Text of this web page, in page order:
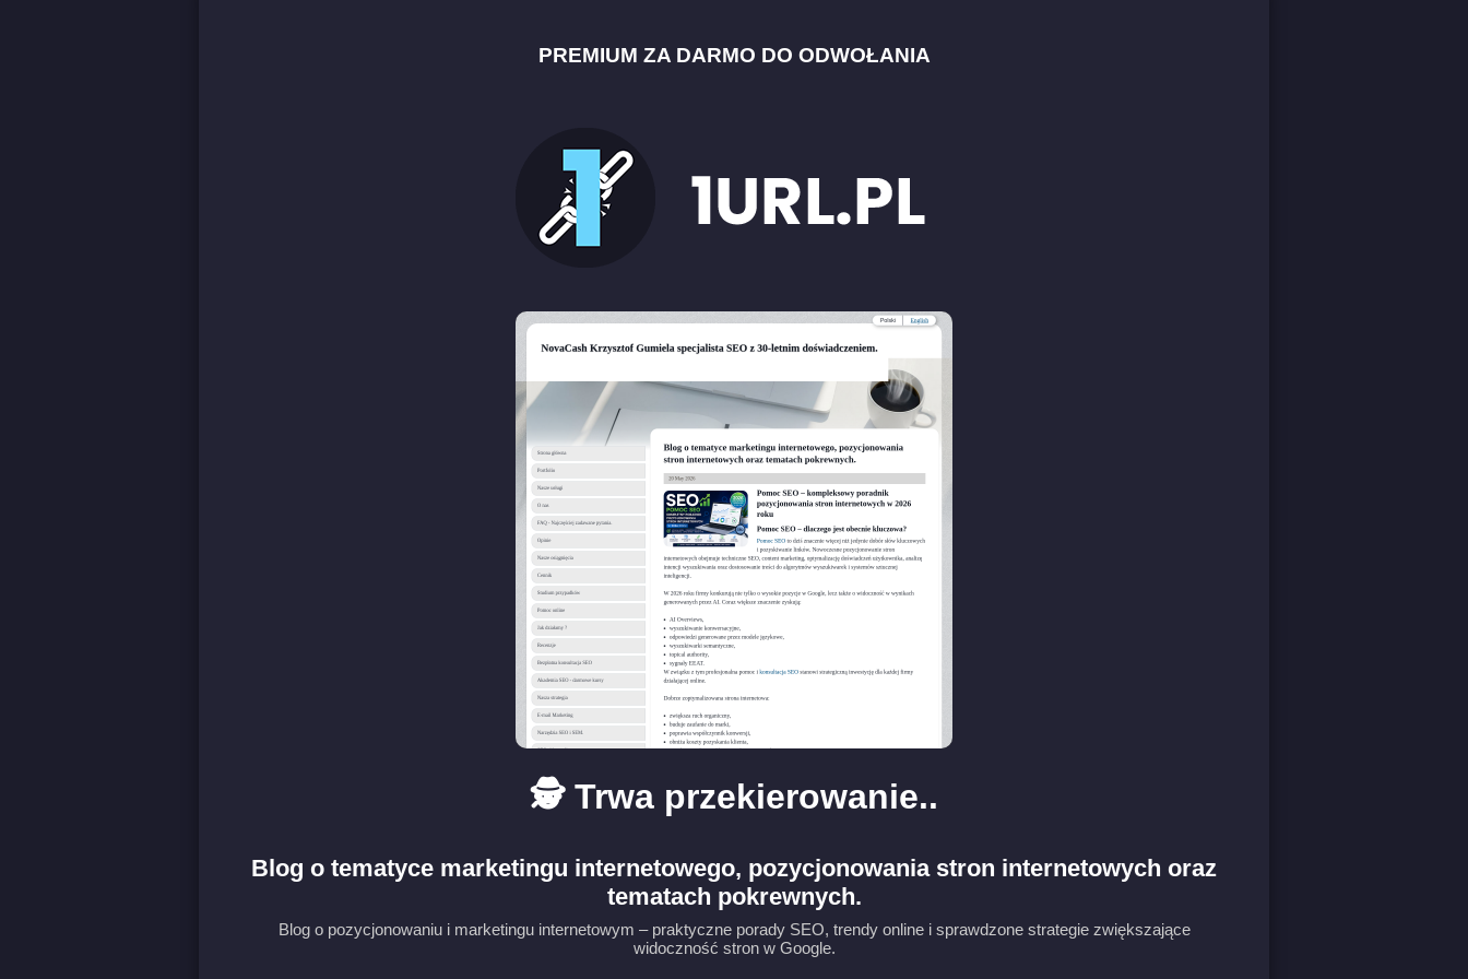
PREMIUM ZA DARMO DO ODWOŁANIA
🕵️ Trwa przekierowanie..
Blog o tematyce marketingu internetowego, pozycjonowania stron internetowych oraz
tematach pokrewnych.
Blog o pozycjonowaniu i marketingu internetowym – praktyczne porady SEO, trendy online i sprawdzone strategie zwiększające
widoczność stron w Google.